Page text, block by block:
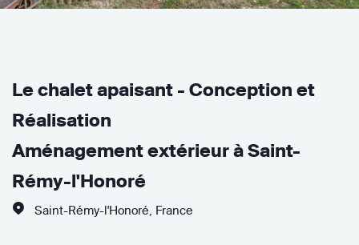
Le chalet apaisant - Conception et
Réalisation
Aménagement extérieur à Saint-
Rémy-l'Honoré
Saint-Rémy-l'Honoré France